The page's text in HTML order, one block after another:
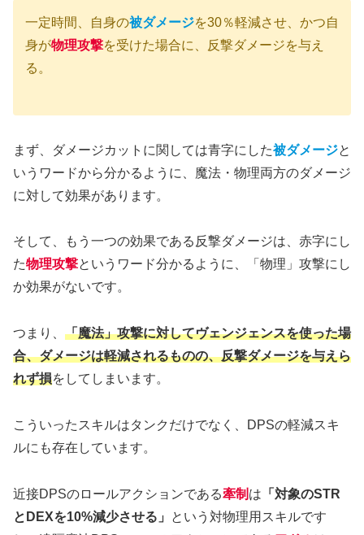
一定時間、自身の被ダメージを30％軽減させ、かつ自
身が物理攻撃を受けた場合に、反撃ダメージを与え
る。
まず、ダメージカットに関しては青字にした被ダメージと
いうワードから分かるように、魔法・物理両方のダメージ
に対して効果があります。
そして、もう一つの効果である反撃ダメージは、赤字にし
た物理攻撃というワード分かるように、「物理」攻撃にし
か効果がないです。
つまり、 「魔法」攻撃に対してヴェンジェンスを使った場
合、ダメージは軽減されるものの、反撃ダメージを与えら
れず損をしてしまいます。
こういったスキルはタンクだけでなく、DPSの軽減スキ
ルにも存在しています。
近接DPSのロールアクションである牽制 は 「対象のSTR
とDEXを10%減少させる」
という対物理用スキルです